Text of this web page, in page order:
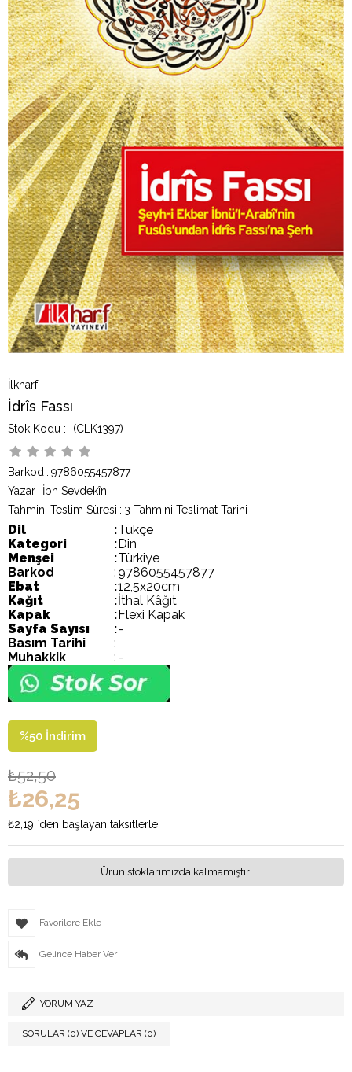
İlkharf
İdrîs Fassı
(CLK1397)
Barkod : 9786055457877
Yazar : İbn Sevdekîn
Tahmini Teslim Süresi : 3 Tahmini Teslimat Tarihi
Dil :Tükçe
Kategori
:Din
Menşei
:Türkiye
Barkod
:9786055457877
Ebat
:12,5x20cm
Kağıt
:İthal Kâğıt
Kapak
:Flexi Kapak
Sayfa Sayısı
:-
Basım Tarihi
:
Muhakkik
: -
%50 İndirim
₺52,50
₺26,25
₺2,19 `den başlayan taksitlerle
Ürün stoklarımızda kalmamıştır.
Favorilere Ekle
Gelince Haber Ver
YORUM YAZ
SORULAR (0) VE CEVAPLAR (0)